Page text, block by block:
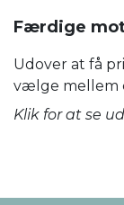
Færdige
Udover at få
vælge mellem
Klik for at se